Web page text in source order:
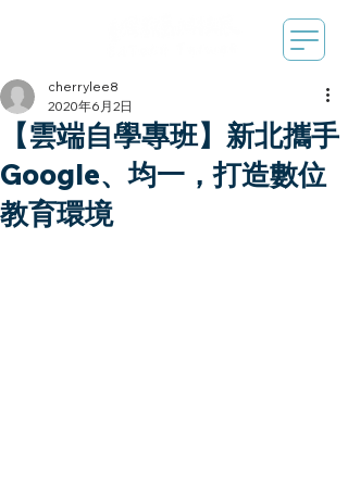
【雲端自學專班】新北攜手
Google、均一，打造數位
教育環境
cherrylee8
2020年6月2日